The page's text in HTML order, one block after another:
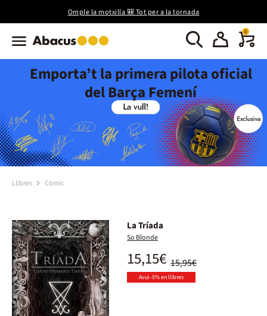
Omple la motxilla 🎒 Tot per a la tornada
0
Emporta’t la primera pilota oficial
del Barça Femení
Llibres Còmic
La Tríada
So Blonde
15,95€
15,15€
Avui -5% en llibres